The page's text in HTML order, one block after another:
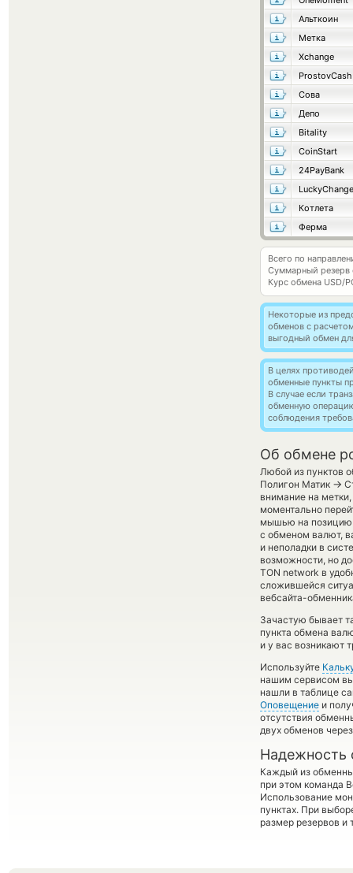
Альткоин
Метка
Xchange
ProstovCash
Сова
Депо
Bitality
CoinStart
24PayBank
LuckyChange
Котлета
Ферма
Всего по
Суммарный резерв
Курс обмена USD/
Некоторые из
обменов с
выгодный обмен
В целях
обменные пункты
В случае если
обменную
соблюдения
Об обмене
Любой из пунктов
Полигон Матик →
внимание на
моментально
мышью на позицию
с обменом валют,
и неполадки в
возможности, но
TON network в
сложившейся
вебсайта-
Зачастую бывает
пункта обмена
и у вас возникают
Используйте
нашим сервисом
нашли в таблице
Оповещение и
отсутствия
двух обменов
Надежность
Каждый из
при этом команда
Использование
пунктах. При
размер резервов и